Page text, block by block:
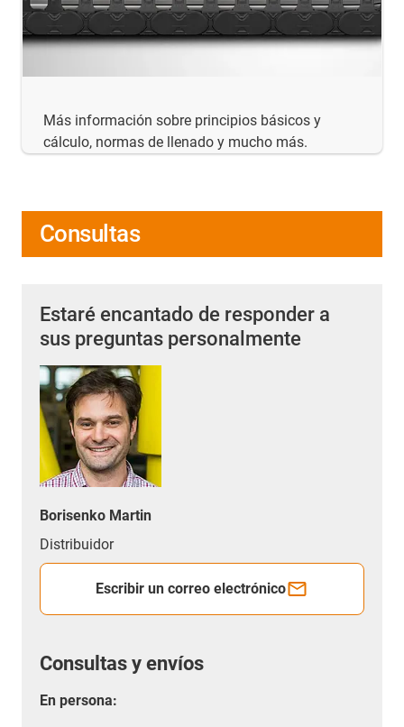
Más información sobre principios básicos y
cálculo, normas de llenado y mucho más.
Consultas
Estaré encantado de responder a
sus preguntas personalmente
Borisenko Martin
Distribuidor
Escribir un correo electrónico
Consultas y envíos
En persona: